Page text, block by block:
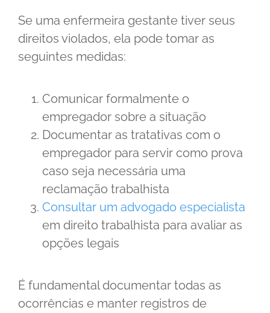
Se uma enfermeira gestante tiver seus
direitos violados, ela pode tomar as
seguintes medidas:
Comunicar formalmente o
empregador sobre a situação
Documentar as tratativas com o
empregador para servir como prova
caso seja necessária uma
reclamação trabalhista
Consultar um advogado especialista
em direito trabalhista para avaliar as
opções legais
É fundamental documentar todas as
ocorrências e manter registros de